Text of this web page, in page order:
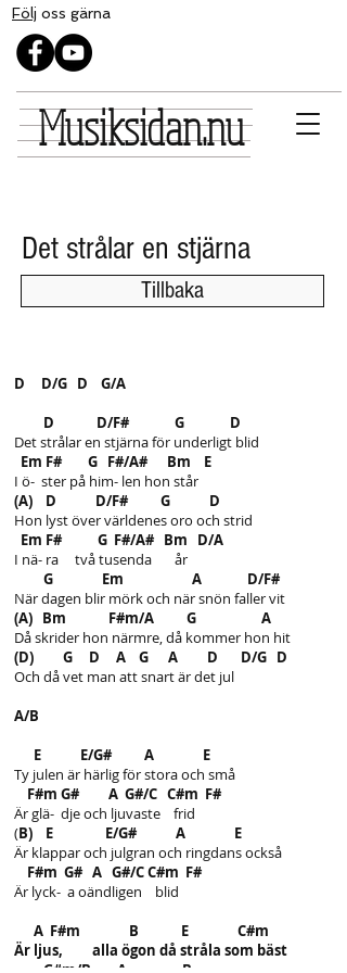
Följ oss gärna
Musiksidan.nu
Det strålar en stjärna
Tillbaka
D D/G D G/A
D D/F# G D
Det strålar en stjärna för underligt blid
Em F# G F#/A# Bm E
I ö- ster på him- len hon står
(A) D D/F# G D
Hon lyst över världenes oro och strid
Em F# G F#/A# Bm D/A
I nä- ra två tusenda år
G Em A D/F#
När dagen blir mörk och när snön faller vit
(A) Bm F#m/A G A
Då skrider hon närmre, då kommer hon hit
(D) G D A G A D D/G D
Och då vet man att snart är det jul
A/B
E E/G# A E
Ty julen är härlig för stora och små
F#m G# A G#/C C#m F#
Är glä- dje och ljuvaste frid
(B) E E/G# A E
Är klappar och julgran och ringdans också
F#m G# A G#/C C#m F#
Är lyck- a oändligen blid
A F#m B E C#m
Är ljus, alla ögon då stråla som bäst